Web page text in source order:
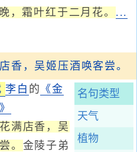
，霜叶红于二月花。 ...
香，吴姬压酒唤客尝。
名句类型
天气
植物
李白 的 《金
满店香，吴
。 金陵子弟